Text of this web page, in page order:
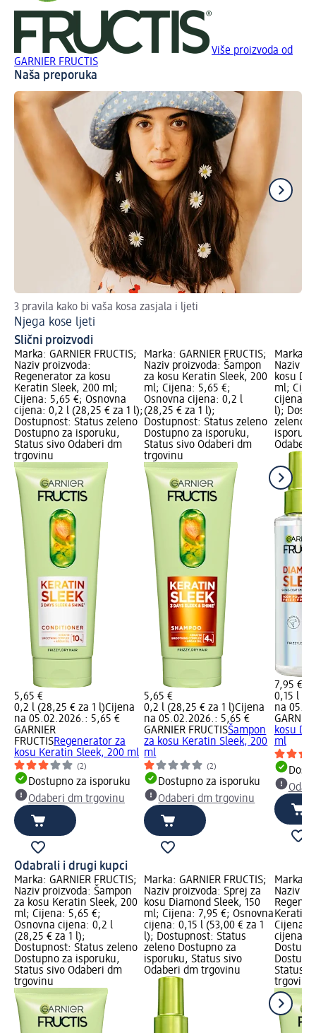
Više proizvoda od
GARNIER FRUCTIS
Naša preporuka
3 pravila kako bi vaša kosa zasjala i ljeti
Njega kose ljeti
Slični proizvodi
Marka: GARNIER FRUCTIS;
Naziv proizvoda:
Regenerator za kosu
Keratin Sleek, 200 ml;
Cijena: 5,65 €; Osnovna
cijena: 0,2 l (28,25 € za 1 l);
Dostupnost: Status zeleno
Dostupno za isporuku,
Status sivo Odaberi dm
trgovinu
5,65 €
0,2 l (28,25 € za 1 l)Cijena
na 05.02.2026.: 5,65 €
GARNIER
FRUCTISRegenerator za
kosu Keratin Sleek, 200 ml
(2)
Dostupno za isporuku
Odaberi dm trgovinu
Marka: GARNIER FRUCTIS;
Naziv proizvoda: Šampon
za kosu Keratin Sleek, 200
ml; Cijena: 5,65 €;
Osnovna cijena: 0,2 l
(28,25 € za 1 l);
Dostupnost: Status zeleno
Dostupno za isporuku,
Status sivo Odaberi dm
trgovinu
5,65 €
0,2 l (28,25 € za 1 l)Cijena
na 05.02.2026.: 5,65 €
GARNIER FRUCTISŠampon
za kosu Keratin Sleek, 200
ml
(2)
Dostupno za isporuku
Odaberi dm trgovinu
Marka:
Naziv
kosu
ml;
cijena:
l);
zeleno
Odaberi
7,95 €
0,15 l
na
kosu
ml
Odabrali i drugi kupci
Marka: GARNIER FRUCTIS;
Naziv proizvoda: Šampon
za kosu Keratin Sleek, 200
ml; Cijena: 5,65 €;
Osnovna cijena: 0,2 l
(28,25 € za 1 l);
Dostupnost: Status zeleno
Dostupno za isporuku,
Status sivo Odaberi dm
trgovinu
Marka: GARNIER FRUCTIS;
Naziv proizvoda: Sprej za
kosu Diamond Sleek, 150
ml; Cijena: 7,95 €; Osnovna
cijena: 0,15 l (53,00 € za 1
l); Dostupnost: Status
zeleno Dostupno za
isporuku, Status sivo
Odaberi dm trgovinu
Marka:
Naziv
Keratin
Cijena:
cijena:
Status
trgovinu